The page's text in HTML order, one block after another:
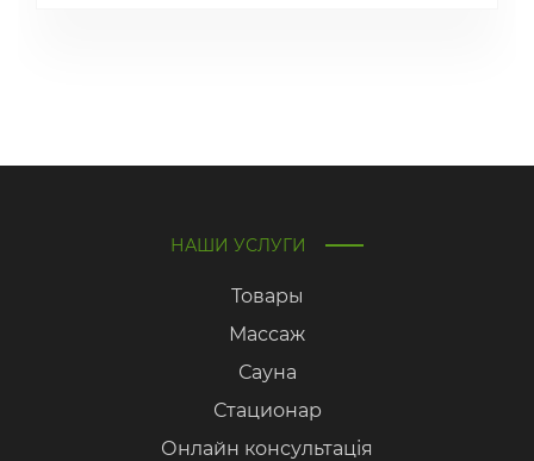
НАШИ УСЛУГИ
Товары
Массаж
Сауна
Стационар
Онлайн консультація